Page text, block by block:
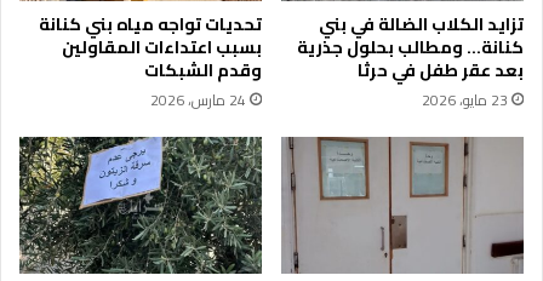
ز
ا
م
ن
اً
ا
ن
ط
ز
ا
م
ب
ل
د
ب
د
ف
تزايد الكلاب الضالة في بني
كنانة… ومطالب بحلول جذرية
بعد عقر طفل في حرثا
23 مايو، 2026
تحديات تواجه مياه بني كنانة
بسبب اعتداءات المقاولين
وقدم الشبكات
24 مارس، 2026